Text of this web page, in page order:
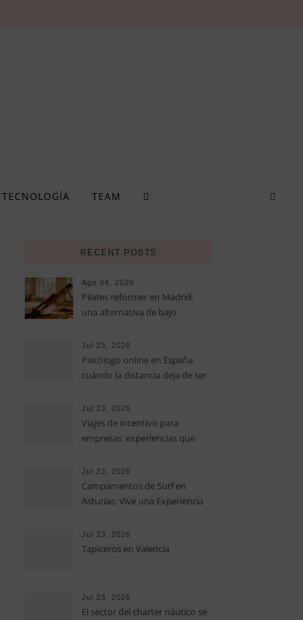
TECNOLOGÍA TEAM
RECENT POSTS
Ago 04, 2026
Pilates reformer en Madrid:
una alternativa de bajo
fuerza y movilidad
Jul 23, 2026
Psicólogo online en España
cuándo la distancia deja de ser
terapia
Jul 23, 2026
Viajes de incentivo para
empresas: experiencias que
la oficina
Jul 23, 2026
Campamentos de Surf en
Asturias: Vive una Experiencia
Jul 23, 2026
Tapiceros en Valencia
Jul 23, 2026
El sector del charter náutico se